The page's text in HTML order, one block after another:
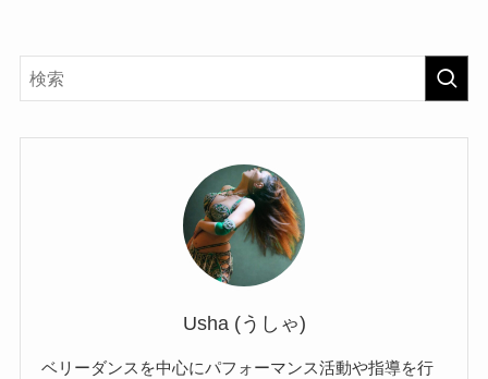
Usha (うしゃ)
ベリーダンスを中心にパフォーマンス活動や指導を行